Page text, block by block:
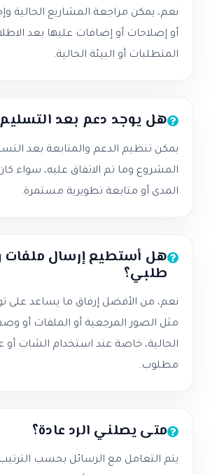
نعم، يمكن مراجعة المشاريع الحالية
أو إصلاحات أو إضافات عليها بعد
المتطلبات أو البيئة الحالية.
هل يوجد دعم بعد
يمكن تنظيم الدعم والمتابعة بعد
المشروع وما تم الاتفاق عليه، سواء
المدى أو متابعة تطويرية مستمرة.
هل أستطيع إرسال ملفات
طلبي؟
نعم، من الأفضل إرفاق ما يساعد على
مثل الصور المرجعية أو الملفات أو
الحالية، خاصة عند استخدام الشات أو
مطلوب.
متى يصلني الرد عادة؟
يتم التعامل مع الرسائل بحسب